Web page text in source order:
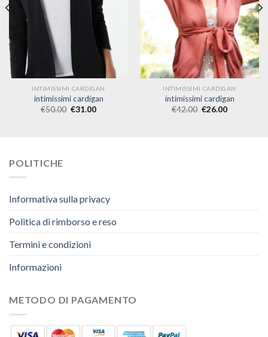
INTIMISSIMI CARDIGAN
intimissimi cardigan
€50.00 €31.00
INTIMISSIMI CARDIGAN
intimissimi cardigan
€42.00 €26.00
POLITICHE
Informativa sulla privacy
Politica di rimborso e reso
Termini e condizioni
Informazioni
METODO DI PAGAMENTO